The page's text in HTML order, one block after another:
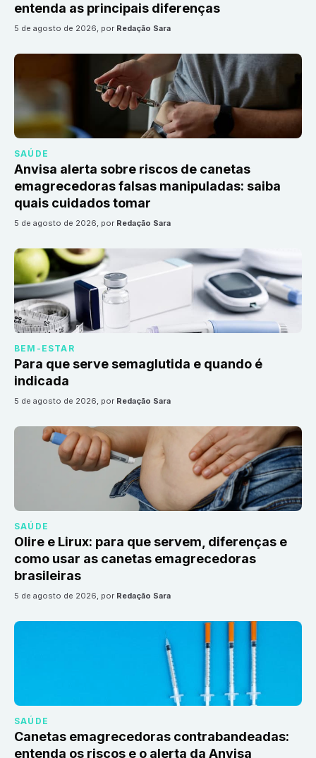
entenda as principais diferenças
5 de agosto de 2026, por Redação Sara
SAÚDE
Anvisa alerta sobre riscos de canetas
emagrecedoras falsas manipuladas: saiba
quais cuidados tomar
5 de agosto de 2026, por Redação Sara
BEM-ESTAR
Para que serve semaglutida e quando é
indicada
5 de agosto de 2026, por Redação Sara
SAÚDE
Olire e Lirux: para que servem, diferenças e
como usar as canetas emagrecedoras
brasileiras
5 de agosto de 2026, por Redação Sara
SAÚDE
Canetas emagrecedoras contrabandeadas:
entenda os riscos e o alerta da Anvisa